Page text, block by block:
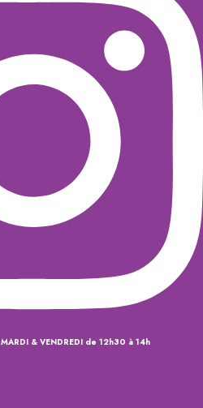
MARDI & VENDREDI de 12h30 à 14h